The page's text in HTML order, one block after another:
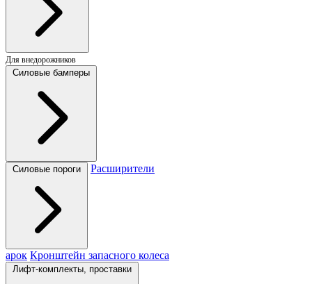
Для внедорожников
Силовые бамперы
Силовые пороги Расширители
арок Кронштейн запасного колеса
Лифт-комплекты, проставки